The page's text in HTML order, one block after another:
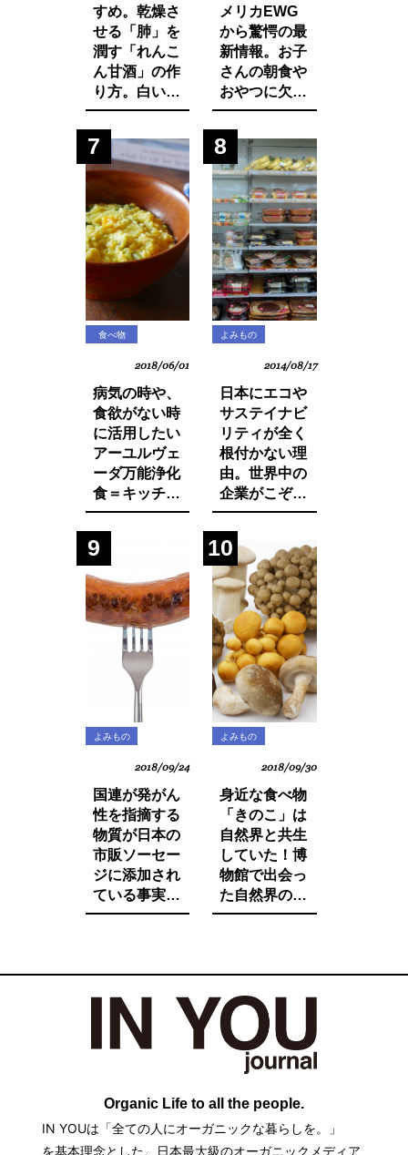
すめ。乾燥さ
せる「肺」を
潤す「れんこ
ん甘酒」の作
り方。白い食
材でカラダを
養おう。
メリカEWG
から驚愕の最
新情報。お子
さんの朝食や
おやつに欠か
せないシリア
ルから大量の
発がん性物質
グリホサート
が検出！
7
食べ物
2018/06/01
病気の時や、
食欲がない時
に活用したい
アーユルヴェ
ーダ万能浄化
食＝キッチャ
リーの作り方
8
よみもの
2014/08/17
日本にエコや
サステイナビ
リティが全く
根付かない理
由。世界中の
企業がこぞっ
て取り組む
SDGsへの遅
れ。それは日
本人・日本企
業と政府の意
識の低さにあ
った！
9
よみもの
2018/09/24
国連が発がん
性を指摘する
物質が日本の
市販ソーセー
ジに添加され
ている事実を
ご存知です
子供に食べさ
せたくないそ
の中身とは。
10
よみもの
2018/09/30
身近な食べ物
「きのこ」は
自然界と共生
していた！博
物館で出会っ
た自然界の法
則と栄養価が
Organic Life to all the people.
IN YOUは「全ての人にオーガニックな暮らしを。」
を基本理念とした、日本最大級のオーガニックメディア